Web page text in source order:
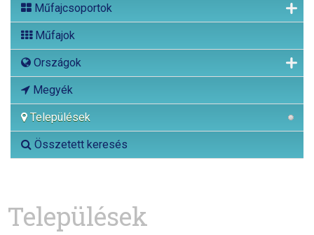
Műfajcsoportok
Műfajok
Országok
Megyék
Települések
Összetett keresés
Települések